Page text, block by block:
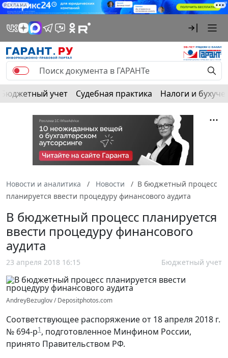
РЕКЛАМА
Бюджетный учет Судебная практика Налоги и
Новости и аналитика Новости
В бюджетный процесс
планируется ввести процедуру финансового аудита
В бюджетный процесс планируется
ввести процедуру финансового
аудита
23 апреля 2018 16:15 Бюджетный учет
AndreyBezuglov / Depositphotos.com
Соответствующее распоряжение от 18 апреля 2018 г.
№ 694-р1, подготовленное Минфином России,
принято Правительством РФ.